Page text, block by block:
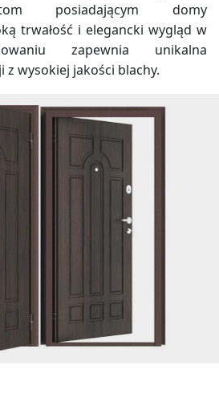
posiadającym domy
trwałość i elegancki wygląd w
zapewnia unikalna
wysokiej jakości blachy.